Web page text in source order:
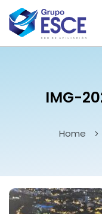
IMG-
Home